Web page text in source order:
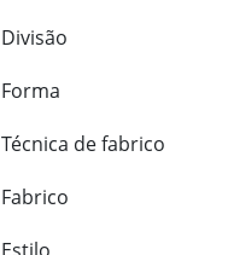
Divisão
Forma
Técnica de fabrico
Fabrico